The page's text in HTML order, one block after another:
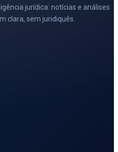
jurídica: notícias e análises
clara, sem juridiquês.